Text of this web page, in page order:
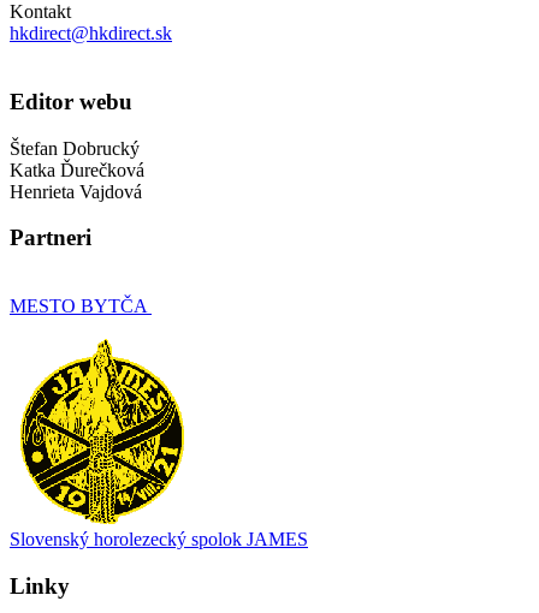
Kontakt
hkdirect@hkdirect.sk
Editor webu
Štefan Dobrucký
Katka Ďurečková
Henrieta Vajdová
Partneri
MESTO BYTČA
Slovenský horolezecký spolok JAMES
Linky